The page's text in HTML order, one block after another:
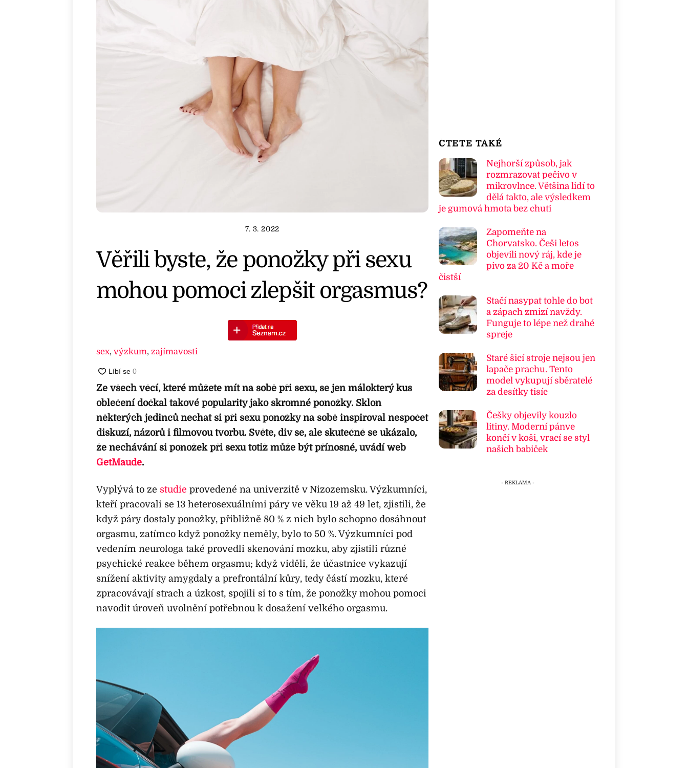
7. 3. 2022
Věřili byste, že ponožky při sexu
mohou pomoci zlepšit orgasmus?
sex, výzkum, zajímavosti
Ze všech věcí, které můžete mít na sobě při sexu, se jen málokterý kus
oblečení dočkal takové popularity jako skromné ponožky. Sklon
některých jedinců nechat si při sexu ponožky na sobě inspiroval nespočet
diskuzí, názorů i filmovou tvorbu. Světe, div se, ale skutečně se ukázalo,
že nechávání si ponožek při sexu totiž může být přínosné, uvádí web
GetMaude.
Vyplývá to ze studie provedené na univerzitě v Nizozemsku. Výzkumníci,
kteří pracovali se 13 heterosexuálními páry ve věku 19 až 49 let, zjistili, že
když páry dostaly ponožky, přibližně 80 % z nich bylo schopno dosáhnout
orgasmu, zatímco když ponožky neměly, bylo to 50 %. Výzkumníci pod
vedením neurologa také provedli skenování mozku, aby zjistili různé
psychické reakce během orgasmu; když viděli, že účastnice vykazují
snížení aktivity amygdaly a prefrontální kůry, tedy částí mozku, které
zpracovávají strach a úzkost, spojili si to s tím, že ponožky mohou pomoci
navodit úroveň uvolnění potřebnou k dosažení velkého orgasmu.
ČTETE TAKÉ
Nejhorší způsob, jak
rozmrazovat pečivo v
mikrovlnce. Většina lidí to
dělá takto, ale výsledkem
je gumová hmota bez chuti
Zapomeňte na
Chorvatsko. Češi letos
objevili nový ráj, kde je
pivo za 20 Kč a moře
čistší
Stačí nasypat tohle do bot
a zápach zmizí navždy.
Funguje to lépe než drahé
spreje
Staré šicí stroje nejsou jen
lapače prachu. Tento
model vykupují sběratelé
za desítky tisíc
Češky objevily kouzlo
litiny. Moderní pánve
končí v koši, vrací se styl
našich babiček